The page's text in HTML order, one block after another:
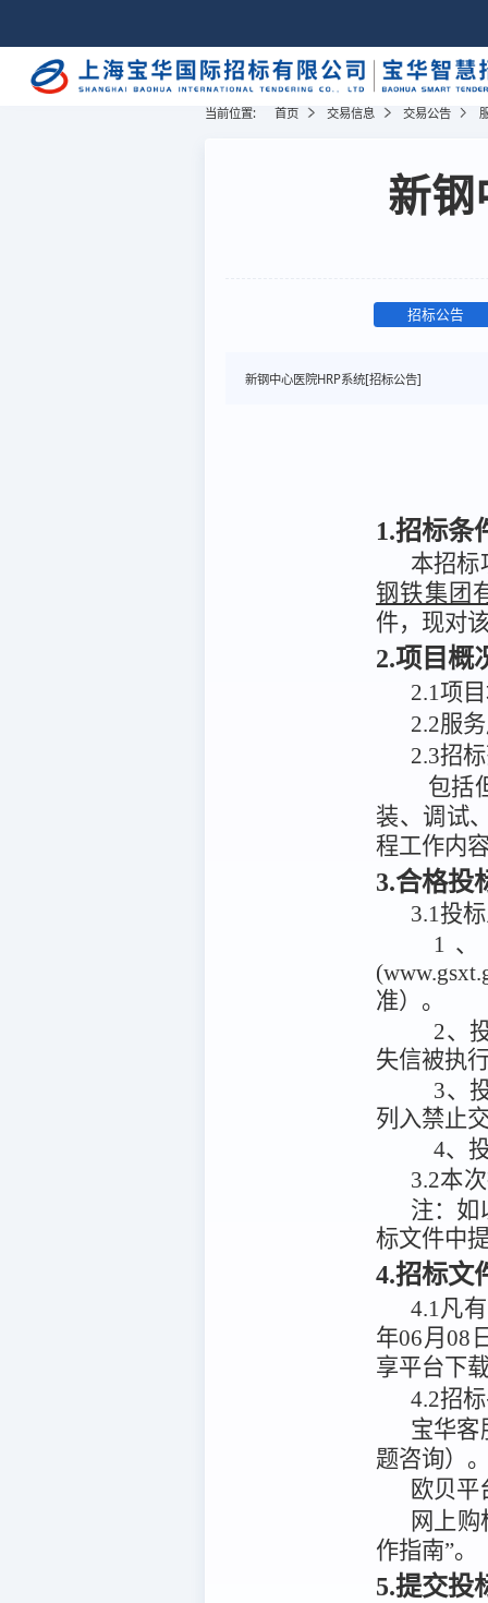
当前位置: 首页 交易信息 交易公告
新
招标公告
新钢中心医院HRP系统[招标公告]
1.招标条
本招标
钢铁集团
件，现对
2.项目概
2.1项
2.2服
2.3招
包括
装、调试
程工作内
3.合格投
3.1投
1
准）。
2、
失信被执
3、
列入禁止
4、
3.2本
注： 如
标文件中
4.招标文
4.1凡
年06月08
享平台下
4.2招
宝华客
题咨询）
欧贝平
网上
作指南”。
5.提交投